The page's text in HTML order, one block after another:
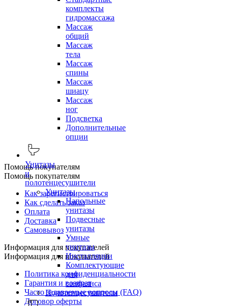
комплекты
гидромассажа
Массаж
общий
Массаж
тела
Массаж
спины
Массаж
шиацу
Массаж
ног
Подсветка
Дополнительные
опции
Унитазы
и
полотенцесушители
Унитазы
Напольные
унитазы
Подвесные
унитазы
Умные
унитазы
Инсталляции
Комплектующие
для
санфаянса
Полотенцесушители
Помощь покупателям
Помощь покупателям
Как зарегистрироваться
Как сделать заказ
Оплата
Доставка
Самовывоз
Информация для покупателей
Информация для покупателей
Политика конфиденциальности
Гарантия и возврат
Часто задаваемые вопросы (FAQ)
Договор оферты